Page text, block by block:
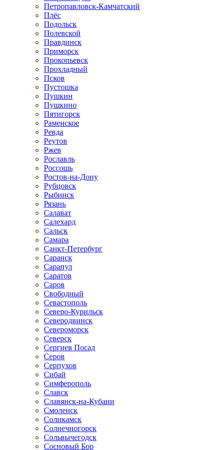
Петропавловск-Камчатский
Плёс
Подольск
Полевской
Правдинск
Приморск
Прокопьевск
Прохладный
Псков
Пустошка
Пушкин
Пушкино
Пятигорск
Раменское
Ревда
Реутов
Ржев
Рославль
Россошь
Ростов-на-Дону
Рубцовск
Рыбинск
Рязань
Салават
Салехард
Сальск
Самара
Санкт-Петербург
Саранск
Сарапул
Саратов
Саров
Свободный
Севастополь
Северо-Курильск
Северодвинск
Североморск
Северск
Сергиев Посад
Серов
Серпухов
Сибай
Симферополь
Славск
Славянск-на-Кубани
Смоленск
Соликамск
Солнечногорск
Сольвычегодск
Сосновый Бор